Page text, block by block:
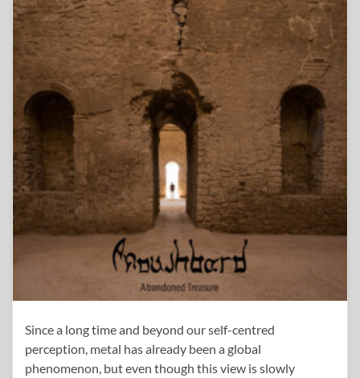
Since a long time and beyond our self-centred
perception, metal has already been a global
phenomenon, but even though this view is slowly